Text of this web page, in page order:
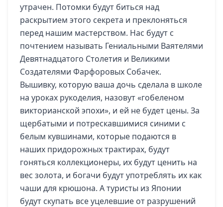
утрачен. Потомки будут биться над
раскрытием этого секрета и преклоняться
перед нашим мастерством. Нас будут с
почтением называть Гениальными Ваятелями
Девятнадцатого Столетия и Великими
Создателями Фарфоровых Собачек.
Вышивку, которую ваша дочь сделала в школе
на уроках рукоделия, назовут «гобеленом
викторианской эпохи», и ей не будет цены. За
щербатыми и потрескавшимися синими с
белым кувшинами, которые подаются в
наших придорожных трактирах, будут
гоняться коллекционеры, их будут ценить на
вес золота, и богачи будут употреблять их как
чаши для крюшона. А туристы из Японии
будут скупать все уцелевшие от разрушений